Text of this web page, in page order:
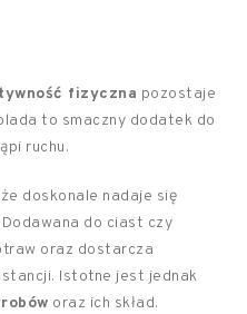
fizyczna pozostaje
to smaczny dodatek do
ruchu.
doskonale nadaje się
do ciast czy
oraz dostarcza
Istotne jest jednak
oraz ich skład.